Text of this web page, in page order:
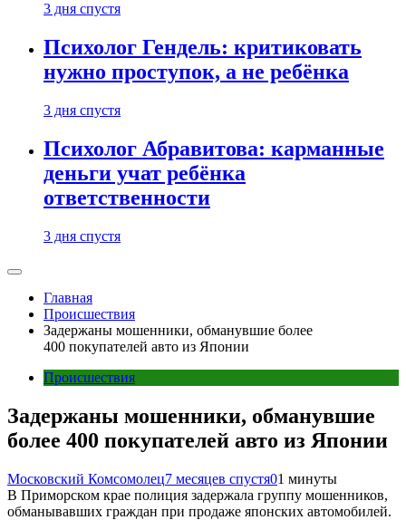
3 дня спустя
Психолог Гендель: критиковать
нужно проступок, а не ребёнка
3 дня спустя
Психолог Абравитова: карманные
деньги учат ребёнка
ответственности
3 дня спустя
Главная
Происшествия
Задержаны мошенники, обманувшие более
400 покупателей авто из Японии
Происшествия
Задержаны мошенники, обманувшие
более 400 покупателей авто из Японии
Московский Комсомолец7 месяцев спустя01 минуты
В Приморском крае полиция задержала группу мошенников,
обманывавших граждан при продаже японских автомобилей.